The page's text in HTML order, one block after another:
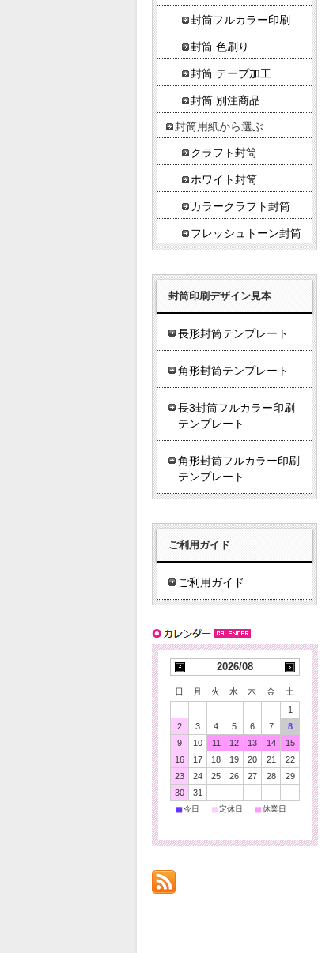
封筒フルカラー印刷
封筒 色刷り
封筒 テープ加工
封筒 別注商品
封筒用紙から選ぶ
クラフト封筒
ホワイト封筒
カラークラフト封筒
フレッシュトーン封筒
封筒印刷デザイン見本
長形封筒テンプレート
角形封筒テンプレート
長3封筒フルカラー印刷
テンプレート
角形封筒フルカラー印刷
テンプレート
ご利用ガイド
ご利用ガイド
2026/08
日 月 火 水 木 金
土
1
2
3 4 5 6 7
8
9
10 11 12 13 14
15
16
17 18 19 20 21
22
23
24 25 26 27 28
29
30
31
■ 今日 ■ 定休日 ■ 休業日